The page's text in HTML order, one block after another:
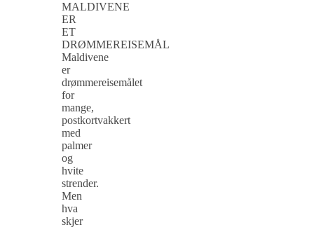
MALDIVENE
ER
ET
DRØMMEREISEMÅL
Maldivene
er
drømmereisemålet
for
mange,
postkortvakkert
med
palmer
og
hvite
strender.
Men
hva
skjer